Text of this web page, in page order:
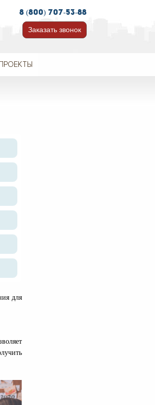
8 (800) 707-53-88
Заказать звонок
для